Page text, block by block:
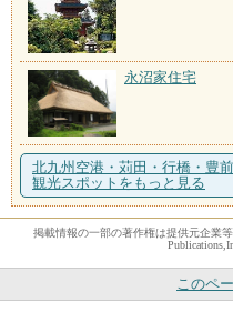
永沼家住宅
北九州空港・苅田・行橋・豊
観光スポットをもっと見る
掲載情報の一部の著作権は提供元企業
このペ